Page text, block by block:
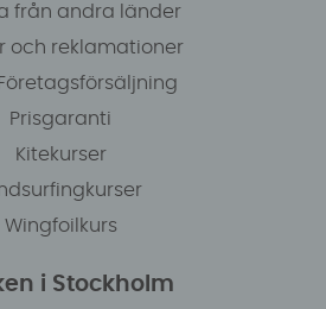
från andra länder
och reklamationer
Prisgaranti
Kitekurser
Wingfoilkurs
i Stockholm